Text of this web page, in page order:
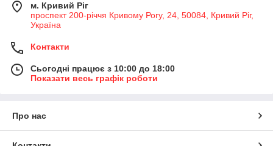
м. Кривий Ріг
проспект 200-річчя Кривому Рогу, 24, 50084, Кривий Ріг,
Україна
Контакти
Сьогодні працює з 10:00 до 18:00
Показати весь графік роботи
Про нас